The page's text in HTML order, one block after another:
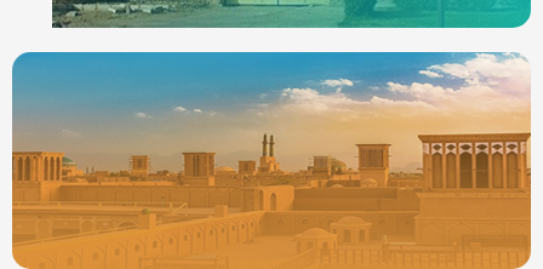
ردیاب خودرو درایرانشهر
جدیدترین ردیابها